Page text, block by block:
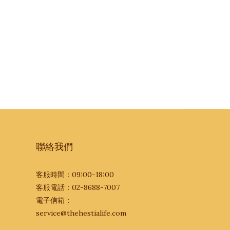
聯絡我們
客服時間：09:00-18:00
客服電話：02-8688-7007
電子信箱：
service@thehestialife.com